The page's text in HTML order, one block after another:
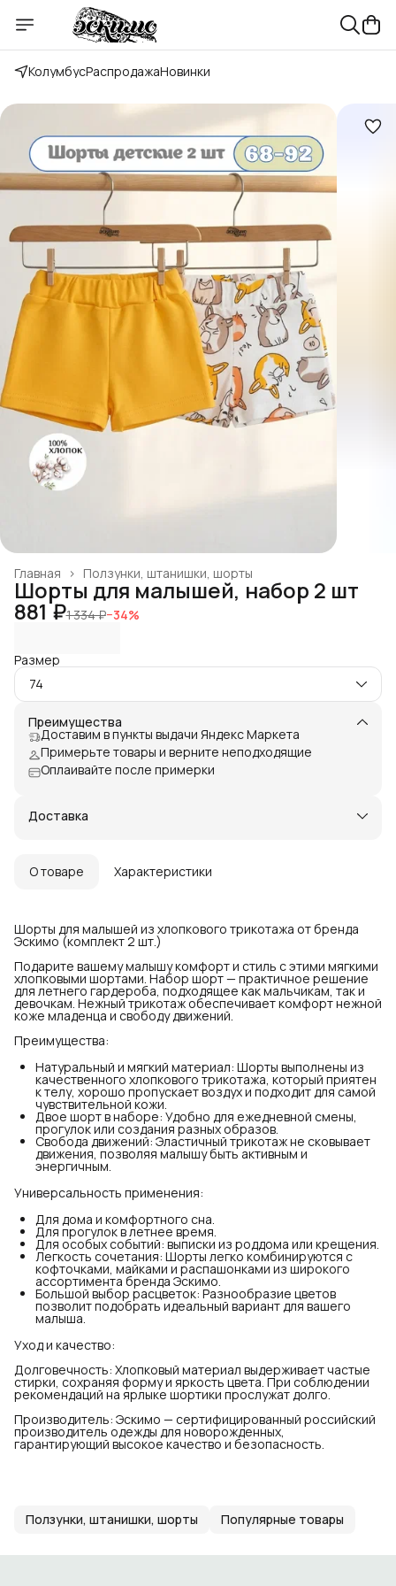
КолумбусРаспродажаНовинки
Ползунки, штанишки, шорты
Главная ›
Шорты для малышей, набор 2 шт
881 ₽1 334 ₽−34%
Размер
74
Преимущества
Доставим в пункты выдачи Яндекс Маркета
Примерьте товары и верните неподходящие
Оплаивайте после примерки
Доставка
О товаре Характеристики
Шорты для малышей из хлопкового трикотажа от бренда
Эскимо (комплект 2 шт.)
Подарите вашему малышу комфорт и стиль с этими мягкими
хлопковыми шортами. Набор шорт — практичное решение
для летнего гардероба, подходящее как мальчикам, так и
девочкам. Нежный трикотаж обеспечивает комфорт нежной
коже младенца и свободу движений.
Преимущества:
Натуральный и мягкий материал: Шорты выполнены из
качественного хлопкового трикотажа, который приятен
к телу, хорошо пропускает воздух и подходит для самой
чувствительной кожи.
Двое шорт в наборе: Удобно для ежедневной смены,
прогулок или создания разных образов.
Свобода движений: Эластичный трикотаж не сковывает
движения, позволяя малышу быть активным и
энергичным.
Универсальность применения:
Для дома и комфортного сна.
Для прогулок в летнее время.
Для особых событий: выписки из роддома или крещения.
Легкость сочетания: Шорты легко комбинируются с
кофточками, майками и распашонками из широкого
ассортимента бренда Эскимо.
Большой выбор расцветок: Разнообразие цветов
позволит подобрать идеальный вариант для вашего
малыша.
Уход и качество:
Долговечность: Хлопковый материал выдерживает частые
стирки, сохраняя форму и яркость цвета. При соблюдении
рекомендаций на ярлыке шортики прослужат долго.
Производитель: Эскимо — сертифицированный российский
производитель одежды для новорожденных,
гарантирующий высокое качество и безопасность.
Ползунки, штанишки, шорты Популярные товары